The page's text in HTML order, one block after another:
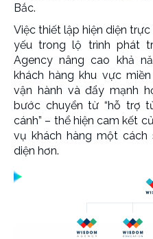
Bắc.
Việc thiết lập hiện diện
yếu trong lộ trình phát
Agency nâng cao khả
khách hàng khu vực
vận hành và đẩy mạnh
bước chuyển từ “hỗ trợ
cánh” – thể hiện cam kết
vụ khách hàng một
diện hơn.